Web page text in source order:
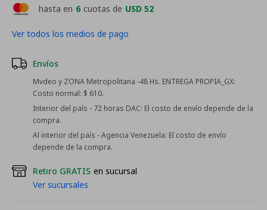
hasta en 6 cuotas de USD 52
Ver todos los medios de pago
Envíos
Mvdeo y ZONA Metropolitana -48 Hs. ENTREGA PROPIA_GX:
Costo normal: $ 610.
Interior del país - 72 horas DAC: El costo de envío depende de la
compra.
Al interior del país - Agencia Venezuela: El costo de envío
depende de la compra.
Retiro GRATIS en sucursal
Ver sucursales